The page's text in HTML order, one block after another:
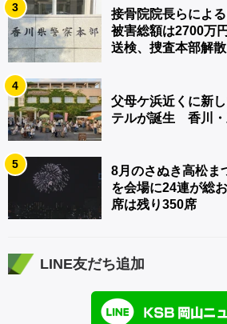
3
接骨院院長らによ
被害総額は2700万
送検、捜査本部解散
4
父母ケ浜近くに新
テルが誕生 香川・
5
8月のさぬき高松
を会場に24連が総
席は残り350席
LINE友だち追加